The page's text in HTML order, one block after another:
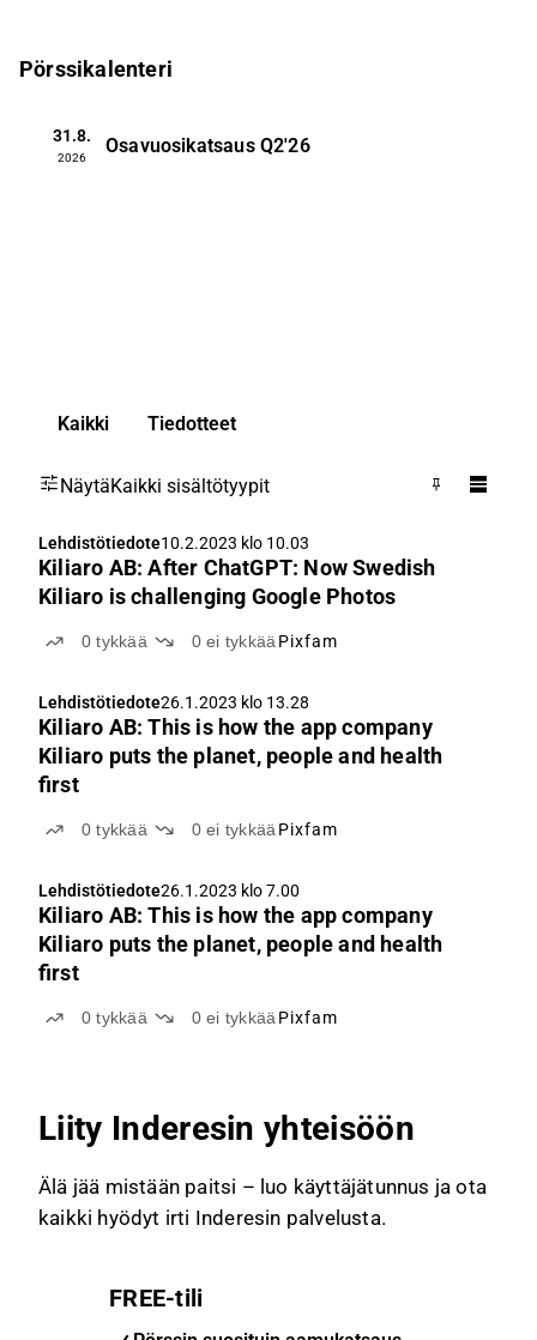
Pörssikalenteri
31.8.
2026
Osavuosikatsaus Q2'26
Kaikki Tiedotteet
NäytäKaikki sisältötyypit
Lehdistötiedote10.2.2023 klo 10.03
Kiliaro AB: After ChatGPT: Now Swedish
Kiliaro is challenging Google Photos
0tykkää 0ei tykkää Pixfam
Lehdistötiedote26.1.2023 klo 13.28
Kiliaro AB: This is how the app company
Kiliaro puts the planet, people and health
first
0tykkää 0ei tykkää Pixfam
Lehdistötiedote26.1.2023 klo 7.00
Kiliaro AB: This is how the app company
Kiliaro puts the planet, people and health
first
0tykkää 0ei tykkää Pixfam
Liity Inderesin yhteisöön
Älä jää mistään paitsi – luo käyttäjätunnus ja ota
kaikki hyödyt irti Inderesin palvelusta.
FREE-tili